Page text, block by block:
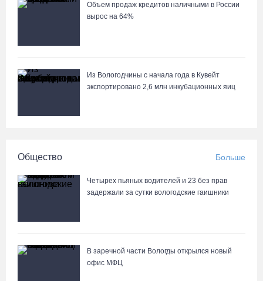
Объем продаж кредитов наличными в России
вырос на 64%
Из Вологодчины с начала года в Кувейт
экспортировано 2,6 млн инкубационных яиц
Общество Больше
Четырех пьяных водителей и 23 без прав
задержали за сутки вологодские гаишники
В заречной части Вологды открылся новый
офис МФЦ